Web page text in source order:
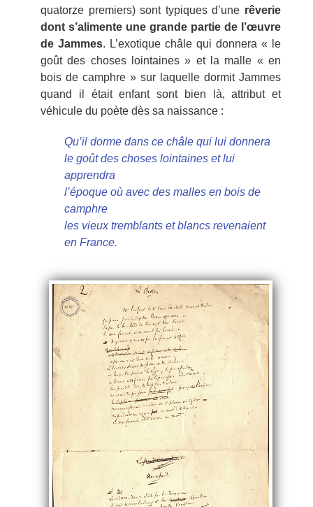
quatorze premiers) sont typiques d’une rêverie
dont s’alimente une grande partie de l’œuvre
de Jammes. L’exotique châle qui donnera « le
goût des choses lointaines » et la malle « en
bois de camphre » sur laquelle dormit Jammes
quand il était enfant sont bien là, attribut et
véhicule du poète dès sa naissance :
Qu’il dorme dans ce châle qui lui donnera
le goût des choses lointaines et lui
apprendra
l’époque où avec des malles en bois de
camphre
les vieux tremblants et blancs revenaient
en France.